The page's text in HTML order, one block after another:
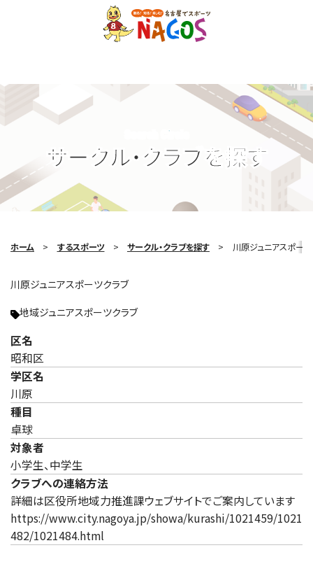
サークル・クラブを探す
Search Circle
ホーム するスポーツ サークル・クラブを探す 川原ジュニアスポーツ
川原ジュニアスポーツクラブ
地域ジュニアスポーツクラブ
区名
昭和区
学区名
川原
種目
卓球
対象者
小学生、中学生
クラブへの連絡方法
詳細は区役所地域力推進課ウェブサイトでご案内しています
https://www.city.nagoya.jp/showa/kurashi/1021459/1021
482/1021484.html